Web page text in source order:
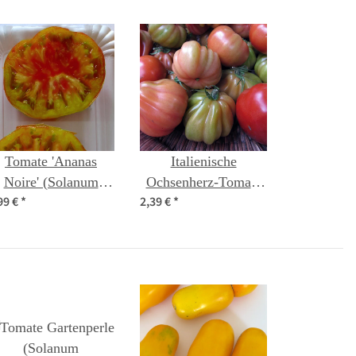
Tomate 'Ananas
Noire' (Solanum
Samen
€*
Italienische
Ochsenherz-Tomate
'Cuore di bue'
lycopersicum) Samen
2,39 €*